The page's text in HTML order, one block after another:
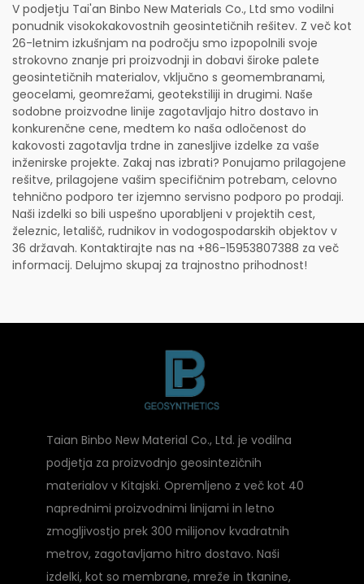
V podjetju Tai'an Binbo New Materials Co., Ltd smo vodilni
ponudnik visokokakovostnih geosintetičnih rešitev. Z več kot
26-letnim izkušnjam na področju smo izpopolnili svoje
strokovno znanje pri proizvodnji in dobavi široke palete
geosintetičnih materialov, vključno s geomembranami,
geocelami, geomrežami, geotekstiliji in drugimi. Naše
sodobne proizvodne linije zagotavljajo hitro dostavo in
konkurenčne cene, medtem ko naša odločenost do
kakovosti zagotavlja trdne in zanesljive izdelke za vaše
inženirske projekte. Zakaj nas izbrati? Ponujamo prilagojene
rešitve, prilagojene vašim specifičnim potrebam, celovno
tehnično podporo ter izjemno servisno podporo po prodaji.
Naši izdelki so bili uspešno uporabljeni v projektih cest,
železnic, letališč, rudnikov in vodogospodarskih objektov v
36 državah. Kontaktirajte nas na +86-15953807388 za več
informacij. Delujmo skupaj za trajnostno prihodnost!
Taian Binbo New Material Co., Ltd. je vodilna
podjetja za proizvodnjo geosintezičnih
materialov v Kitajski. Opremljeno z več kot 40
naprednimi proizvodnimi linijami in letno
zmogljivostjo prek 300 milijonov kvadratnih
metrov, zagotavljamo hitro dostavo. Naši
izdelki, kot so membrane, mreže in tkanine,